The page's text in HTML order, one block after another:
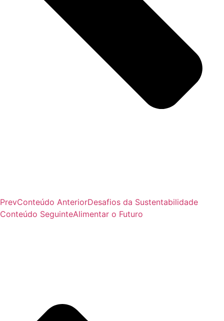
PrevConteúdo AnteriorDesafios da Sustentabilidade
Conteúdo SeguinteAlimentar o Futuro